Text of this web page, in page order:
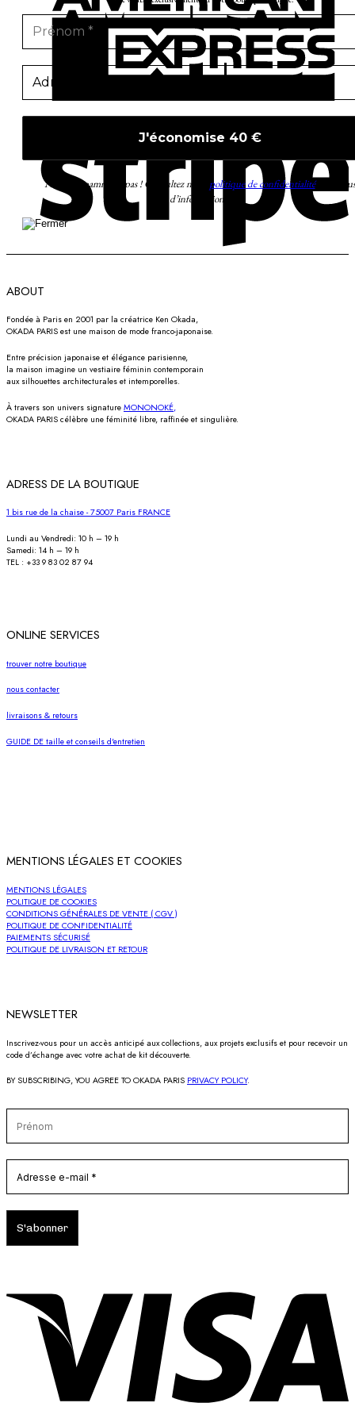
Nous ne spammons pas ! Consultez notre politique de confidentialitépour plus
d’informations.
ABOUT
Fondée à Paris en 2001 par la créatrice Ken Okada,
OKADA PARIS est une maison de mode franco-japonaise.
Entre précision japonaise et élégance parisienne,
la maison imagine un vestiaire féminin contemporain
aux silhouettes architecturales et intemporelles.
À travers son univers signature MONONOKÉ,
OKADA PARIS célèbre une féminité libre, raffinée et singulière.
ADRESS DE LA BOUTIQUE
1 bis rue de la chaise - 75007 Paris FRANCE
Lundi au Vendredi: 10 h – 19 h
Samedi: 14 h – 19 h
TEL : +33 9 83 02 87 94
ONLINE SERVICES
trouver notre boutique
nous contacter
livraisons & retours
GUIDE DE taille et conseils d'entretien
MENTIONS LÉGALES ET COOKIES
MENTIONS LÉGALES
POLITIQUE DE COOKIES
CONDITIONS GÉNÉRALES DE VENTE ( CGV )
POLITIQUE DE CONFIDENTIALITÉ
PAIEMENTS SÉCURISÉ
POLITIQUE DE LIVRAISON ET RETOUR
NEWSLETTER
Inscrivez-vous pour un accès anticipé aux collections, aux projets exclusifs et pour recevoir un
code d’échange avec votre achat de kit découverte.
BY SUBSCRIBING, YOU AGREE TO OKADA PARIS PRIVACY POLICY.